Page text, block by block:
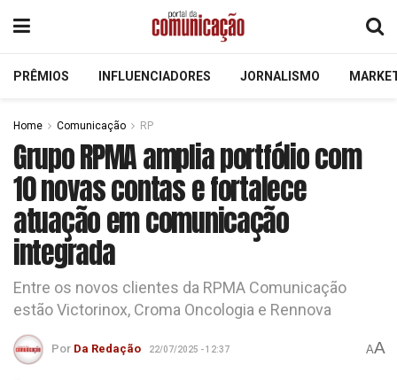
PRÊMIOS INFLUENCIADORES JORNALISMO
Home Comunicação RP
Grupo RPMA amplia portfólio com
10 novas contas e fortalece
atuação em comunicação
integrada
Entre os novos clientes da RPMA Comunicação
estão Victorinox, Croma Oncologia e Rennova
Por Da Redação 22/07/2025 - 12:37 AA